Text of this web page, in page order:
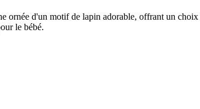
ornée d'un motif de lapin adorable, offrant un
le bébé.